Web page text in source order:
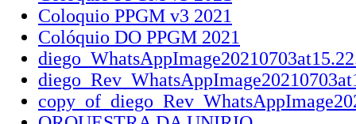
Coloquio PPGM v3 2021
Colóquio DO PPGM 2021